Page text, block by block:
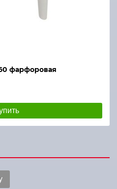
фарфоровая